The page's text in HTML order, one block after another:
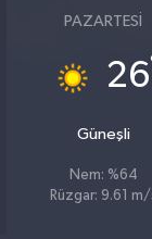
PAZARTESI
26
Güneşli
Nem: %64
Rüzgar: 9.61 m/